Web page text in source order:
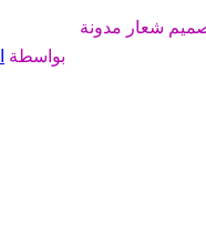
بواسطة